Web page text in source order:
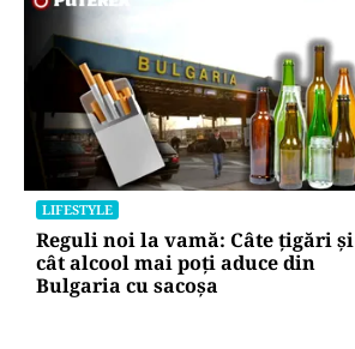
LIFESTYLE
Reguli noi la vamă: Câte țigări și
cât alcool mai poți aduce din
Bulgaria cu sacoșa